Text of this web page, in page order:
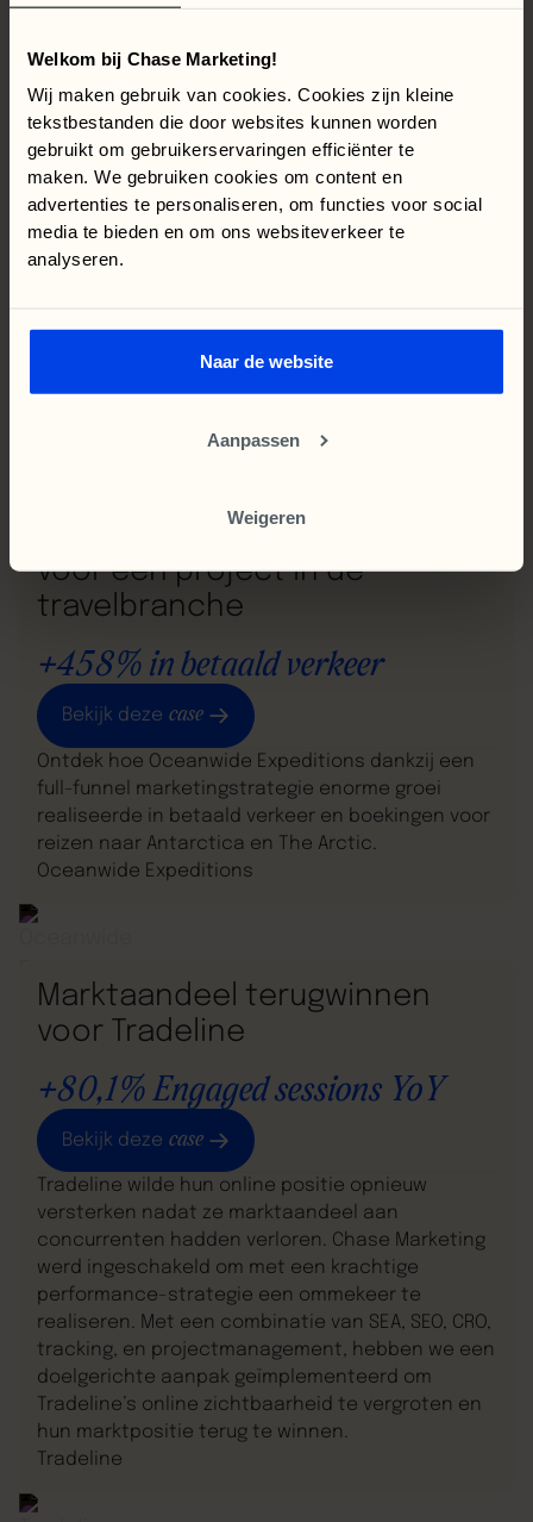
Welkom bij Chase Marketing!
Wij maken gebruik van cookies. Cookies zijn kleine
tekstbestanden die door websites kunnen worden
gebruikt om gebruikerservaringen efficiënter te
maken. We gebruiken cookies om content en
advertenties te personaliseren, om functies voor social
media te bieden en om ons websiteverkeer te
analyseren.
Naar de website
Aanpassen
Weigeren
In het begin van 2023 klopte Pro Contact op de
deur van Chase Marketing. Het bedrijf weet als
geen ander hoe je personeel vindt en is mede
daarom snel gegroeid. Maar deze groei moet
natuurlijk ook gevoed worden met nieuwe
klanten. Daarom vroeg Pro Contact om hulp en
wilde nieuwe business afspraken halen uit de
Google Ads campagnes.
Hoe Chase Marketing dit voor elkaar heeft
gekregen met behulp van Google Ads, tracking en
Full funnel marketingstrategie
voor een project in de
travelbranche
+458% in betaald verkeer
Bekijk deze case
Ontdek hoe Oceanwide Expeditions dankzij een
full-funnel marketingstrategie enorme groei
realiseerde in betaald verkeer en boekingen voor
reizen naar Antarctica en The Arctic.
Oceanwide Expeditions
Marktaandeel terugwinnen
voor Tradeline
+80,1% Engaged sessions YoY
Bekijk deze case
Tradeline wilde hun online positie opnieuw
versterken nadat ze marktaandeel aan
concurrenten hadden verloren. Chase Marketing
werd ingeschakeld om met een krachtige
performance-strategie een ommekeer te
realiseren. Met een combinatie van SEA, SEO, CRO,
tracking, en projectmanagement, hebben we een
doelgerichte aanpak geïmplementeerd om
Tradeline’s online zichtbaarheid te vergroten en
hun marktpositie terug te winnen.
Tradeline